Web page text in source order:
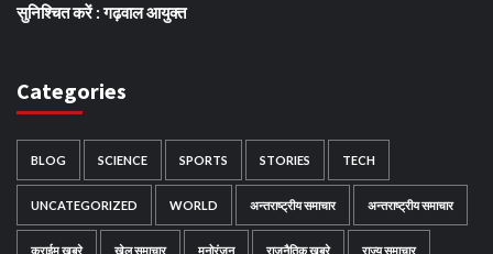
सुनिश्चित करें : गढ़वाल आयुक्त
Categories
BLOG SCIENCE SPORTS STORIES TECH
UNCATEGORIZED WORLD अन्तराष्ट्रीय समाचार अन्तराष्ट्रीय समाचार
क्राईम खबरे खेल समाचार मनोरंजन राजनैतिक खबरे राज्य समाचार